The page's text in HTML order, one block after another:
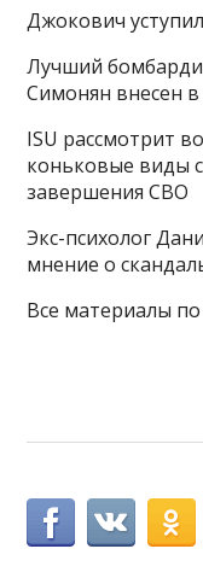
Джокович
Лучший
Симонян внесен
ISU рассмотрит
коньковые виды
завершения СВО
Экс-психолог
мнение о
Все материалы